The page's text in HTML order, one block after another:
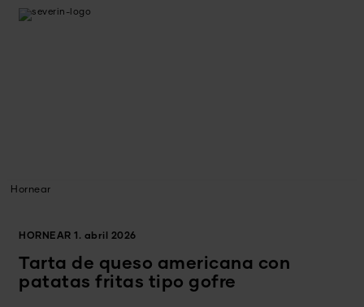
Hornear
HORNEAR 1. abril 2026
Tarta de queso americana con
patatas fritas tipo gofre